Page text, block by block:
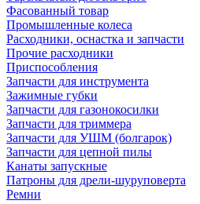
Фасованный товар
Промышленные колеса
Расходники, оснастка и запчасти
Прочие расходники
Приспособления
Запчасти для инструмента
Зажимные губки
Запчасти для газонокосилки
Запчасти для триммера
Запчасти для УШМ (болгарок)
Запчасти для цепной пилы
Канаты запускные
Патроны для дрели-шуруповерта
Ремни